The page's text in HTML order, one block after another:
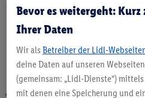
Bevor es weitergeht:
Ihrer Daten
Wir als Betreiber der Lidl-
deine Daten auf unseren
(gemeinsam: „Lidl-Dienste“)
mit denen eine Speicherung und